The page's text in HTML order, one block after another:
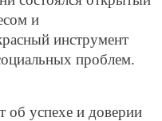
и
инструмент
проблем.
об успехе и доверии